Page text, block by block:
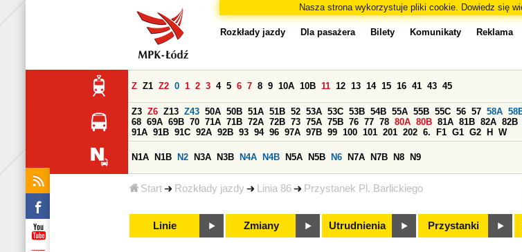
Nasza strona wykorzystuje pliki cookie. Dowiedz się
Start Rozkłady jazdy Linia 86 Przystanek Pl. Barlickiego
Rozkłady jazdy Dla pasażera Bilety Komunikaty Reklama
Z Z1 Z2 0 1 2 3 4 5 6 7 8 9 10A 10B 11 12 13 14 15 16 41 43 45
Z3 Z6 Z13 Z43 50A 50B 51A 51B 52 53A 53C 53B 54B 55A 55B 55C 56 57 58A
68 69A 69B 70 71A 71B 72A 72B 73 75A 75B 76 77 78 80A 80B 81A 81B 82A 82B
91A 91B 91C 92A 92B 93 94 96 97A 97B 99 100 101 201 202 6. F1 G1 G2 H W
N1A N1B N2 N3A N3B N4A N4B N5A N5B N6 N7A N7B N8 N9
Linie Zmiany Utrudnienia Przystanki